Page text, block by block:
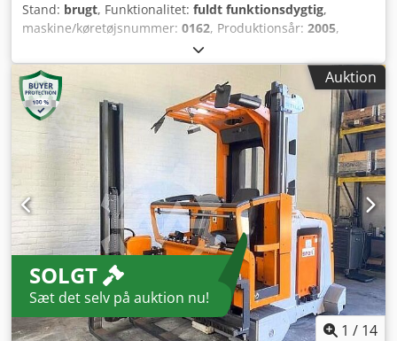
Stand: brugt, Funktionalitet: fuldt funktionsdygtig,
maskine/køretøjsnummer: 0162, Produktionsår: 2005,
, løftehøjde:
brændstoftype:elektrisk, mastetype:simplex, drivtype:
Elektro
, Højtløftende plukketruck Chassisnummer: 0162
Lasttyngdepunkt: 600 Masttype: Standard Cedpjy Upi Rjfx
Ab Tjha Stand: Klar til brug og fuldt funktionsdygtig
Teknisk stand: God Forhjulsdæk type: Massive gummihjul
Baghjulsdæk type: Massive gummihjul Batteri volt: 80V
Batteritype: PzS
Auktion
SOLGT
Sæt det selv på auktion nu!
1 / 14